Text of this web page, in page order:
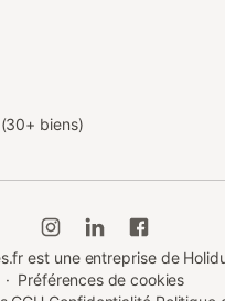
biens)
est une entreprise de
· Préférences de cookies